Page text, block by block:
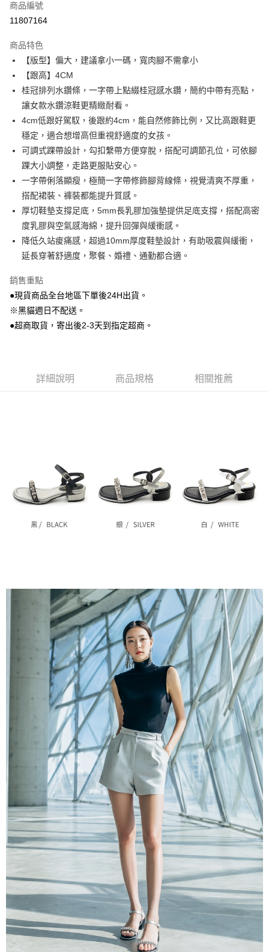
超商取貨付款
Apple Pay
街口支付
Google Pay
大哥付你分期
相關說明
【大哥付你分期使用說明】
1.本服務由台灣大哥大提供，台灣大哥大用戶可立即使用無須另外申請。
流程，驗證手機門號後，選擇欲分期的期數、繳款截止日，確認付款後即完
成交易。
3.實際核准額度、可分期數及費用金額請依後續交易確認頁面所載為準。
4.訂單成立30分鐘內，如未前往確認交易或遇審核未通過，訂單將自動取
消。如遇「轉專審核」未通過狀況，表示未達大哥付你分期系統評分，恕無
法說明評估內容。
【繳款方式說明】
1.分期款項不併入電信帳單，「大哥付你分期」於每月結算日後寄送繳費提
2.透過簡訊連結打開帳單後，可選擇「超商條碼／台灣大直營門市／銀行轉
帳／街口支付／iPASS MONEY」等通路繳費。
【注意事項】
1.本服務係由「台灣大哥大股份有限公司」（以下簡稱本公司）所提供，讓
由本公司與您本人進行分期帳單所需資料之確認、核對及更正。
AFTEE先享後付
相關說明
【關於「AFTEE先享後付」】
AFTEE先享後付是「在收到商品之後才付款」的支付方式。 讓您購物簡單
便利好安心！
１．簡單：不需註冊會員、不需綁卡、不需儲值。
３．安心：先確認商品／服務後，再付款。
１．於結帳方式選擇「AFTEE先享後付」後，將跳轉至「AFTEE先享後付」
結帳頁面，進行簡訊認證並確認金額後，即可完成結帳。
２．訂單成立數日內，您將收到繳費通知簡訊。
３．收到繳費通知簡訊後14天內，點擊此簡訊中的連結，可透過四大超商／
ATM／網路銀行／等多元方式進行付款，方視為交易完成。
※ 請注意：結帳手續完成當下不需立刻繳費，但若您需要取消訂單，請聯絡
是否繳費成功／繳費後需取消欲退款等相關疑問，請聯繫「AFTEE先享後付
客戶支援中心」 https://netprotections.freshdesk.com/support/home
３．未成年的使用者請事先徵得法定代理人或監護人之同意方可使用
「AFTEE先享後付」，若未經同意申辦者引起之損失，本公司不負相關責
任。
４．使用「AFTEE先享後付」時，將依據個別帳號之用戶狀況，依本公司即
請求用戶進行身份認證。
ATM付款
貨到付款
運送方式
每筆NT$80，滿NT$799(含以上)免運費
付款後全家取貨
每筆NT$80，滿NT$799(含以上)免運費
付款後7-11取貨
離島黑貓宅配
每筆NT$200
付款後門市自取
商品編號
11807164
商品特色
【版型】偏大，建議拿小一碼，寬肉腳不需拿小
【跟高】4CM
桂冠排列水鑽條，一字帶上點綴桂冠感水鑽，簡約中帶有亮點，
讓女款水鑽涼鞋更精緻耐看。
4cm低跟好駕馭，後跟約4cm，能自然修飾比例，又比高跟鞋更
穩定，適合想增高但重視舒適度的女孩。
可調式踝帶設計，勾扣繫帶方便穿脫，搭配可調節孔位，可依腳
踝大小調整，走路更服貼安心。
一字帶俐落顯瘦，極簡一字帶修飾腳背線條，視覺清爽不厚重，
搭配裙裝、褲裝都能提升質感。
厚切鞋墊支撐足底，5mm長乳膠加強墊提供足底支撐，搭配高密
度乳膠與空氣感海綿，提升回彈與緩衝感。
降低久站痠痛感，超過10mm厚度鞋墊設計，有助吸震與緩衝，
延長穿著舒適度，聚餐、婚禮、通勤都合適。
銷售重點
●現貨商品全台地區下單後24H出貨。
※黑貓週日不配送。
●超商取貨，寄出後2-3天到指定超商。
詳細說明 商品規格 相關推薦